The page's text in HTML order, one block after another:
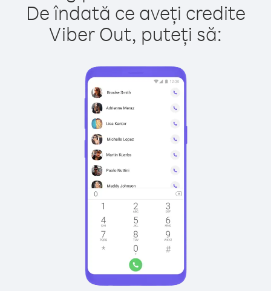
De îndată ce aveți credite
Viber Out, puteți să: